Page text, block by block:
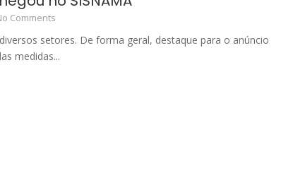
Comments
setores. De forma geral, destaque para o anúncio
medidas...